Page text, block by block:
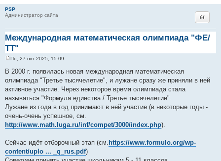
PSP
Администратор сайта
Международная математическая олимпиада "ФЕ/
ТТ"
о
о
б
е
н
е
Пн, 27 окт 2025, 15:09
В 2000 г. появилась новая международная математическая
олимпиада "Третье тысячелетие", и лужане сразу же приняли в ней
активное участие. Через некоторое время олимпиада стала
называться "Формула единства / Третье тысячелетие".
Лужане из года в год принимают в ней участие (в некоторые годы -
очень-очень успешное, см.
http://www.math.luga.ru/inf/compet/3000/index.php).
Сейчас идёт отборочный этап (см. https://www.formulo.org/wp-
content/uplo ... _q_rus.pdf)